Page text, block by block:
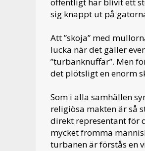
offentligt har blivit ett
sig knappt ut på
Att ”skoja” med
lucka när det gäller
”turbanknuffar”. Men
det plötsligt en enorm
Som i alla samhällen
religiösa makten är så
direkt representant för
mycket fromma
turbanen är förstås en